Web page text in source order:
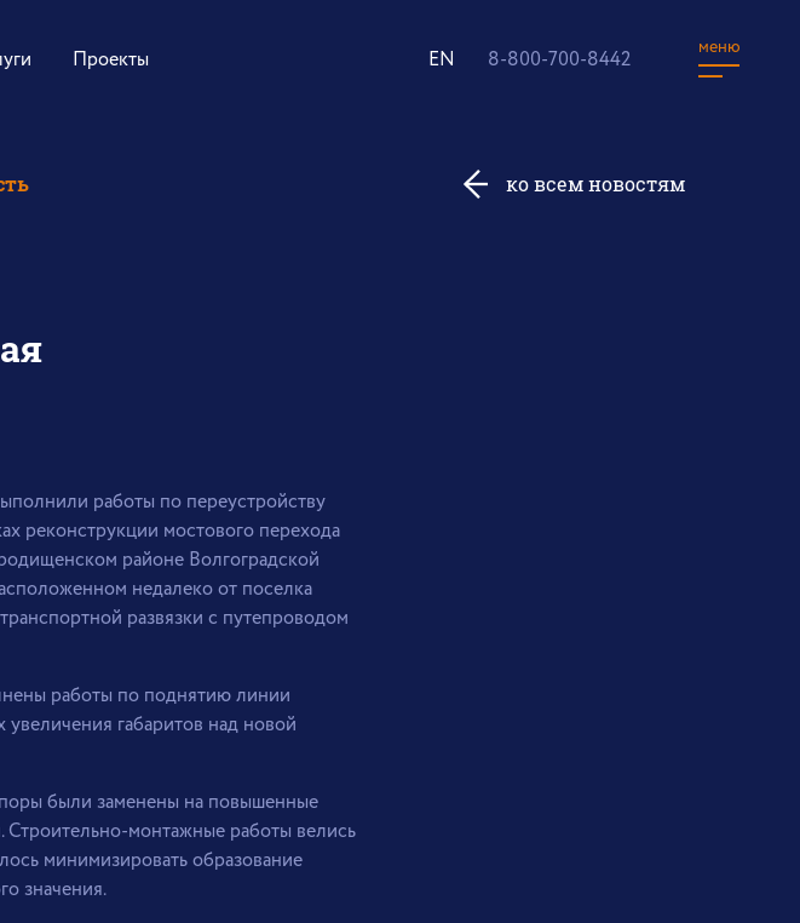
Проекты EN 8-800-700-8442 меню
ко всем новостям
работы по переустройству
реконструкции мостового перехода
районе Волгоградской
недалеко от поселка
развязки с путепроводом
работы по поднятию линии
габаритов над новой
были заменены на повышенные
Строительно-монтажные работы велись
минимизировать образование
значения.